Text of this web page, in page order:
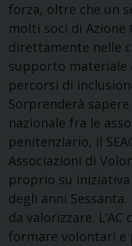
forza, oltre che un
molti soci di Azione
direttamente nelle
supporto materiale
percorsi di
Sorprenderà
nazionale fra le
penitenziario, il
Associazioni di
proprio su iniziativa
degli anni
da valorizzare.
formare volontari e